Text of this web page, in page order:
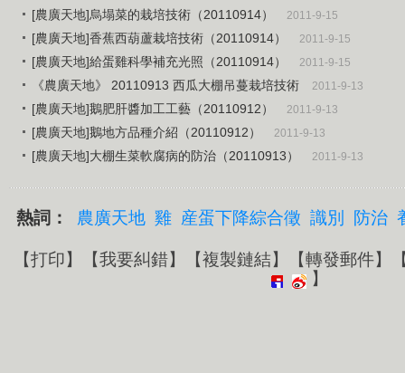
[農廣天地]烏塌菜的栽培技術（20110914）
2011-9-15
[農廣天地]香蕉西葫蘆栽培技術（20110914） 2011-9-15
[農廣天地]給蛋雞科學補充光照（20110914） 2011-9-15
《農廣天地》 20110913 西瓜大棚吊蔓栽培技術 2011-9-13
[農廣天地]鵝肥肝醬加工工藝（20110912） 2011-9-13
[農廣天地]鵝地方品種介紹（20110912） 2011-9-13
[農廣天地]大棚生菜軟腐病的防治（20110913） 2011-9-13
熱詞： 農廣天地 雞 産蛋下降綜合徵 識別 防治
【打印】【我要糾錯】【複製鏈結】【轉發郵件】
】